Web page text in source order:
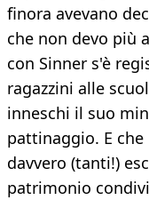
finora avevano
che non devo più
con Sinner s'è
ragazzini alle
inneschi il suo
pattinaggio. E
davvero (tanti!)
patrimonio